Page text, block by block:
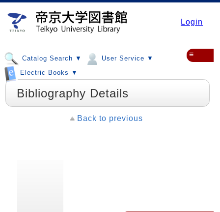
Login
Catalog Search ▼
User Service ▼
Electric Books ▼
≡
Bibliography Details
Back to previous